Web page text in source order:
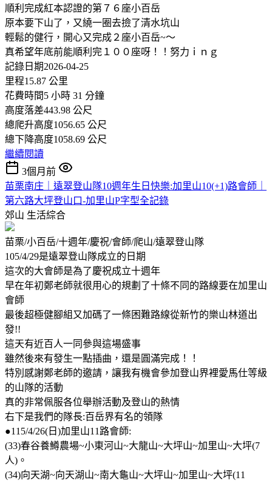
順利完成紅本認證的第７６座小百岳
原本要下山了，又繞一圈去撿了清水坑山
輕鬆的健行，開心又完成２座小百岳~～
真希望年底前能順利完１００座呀！！努力ｉｎｇ
記錄日期2026-04-25
里程15.87 公里
花費時間5 小時 31 分鐘
高度落差443.98 公尺
總爬升高度1056.65 公尺
總下降高度1058.69 公尺
繼續閱讀
3個月前
苗栗南庄｜遠翠登山隊10週年生日快樂:加里山10(+1)路會師｜
第六路大坪登山口-加里山P字型全記錄
郊山 生活綜合
苗栗/小百岳/十週年/慶祝/會師/爬山/遠翠登山隊
105/4/29是遠翠登山隊成立的日期
這次的大會師是為了慶祝成立十週年
早在年初鄭老師就很用心的規劃了十條不同的路線要在加里山
會師
最後超極健腳組又加碼了一條困難路線從新竹的樂山林道出
發!!
這天有近百人一同參與這場盛事
雖然後來有發生一點插曲，還是圓滿完成！！
特別感謝鄭老師的邀請，讓我有機會參加登山界裡愛馬仕等級
的山隊的活動
真的非常佩服各位舉辦活動及登山的熱情
右下是我們的隊長:百岳界有名的領隊
●115/4/26(日)加里山11路會師:
(33)春谷養鱒農場~小東河山~大龍山~大坪山~加里山~大坪(7
人)。
(34)向天湖~向天湖山~南大龜山~大坪山~加里山~大坪(11